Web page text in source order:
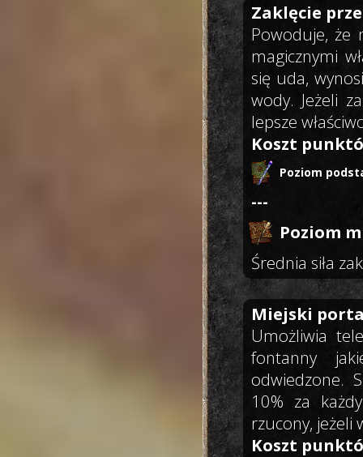
Zaklęcie
Powoduje, że
magicznymi
się uda,
wody. Jeżeli
lepsze
Koszt
Poziom
---
Poziom
Średnia siła
Miejski
Umożliwia
fontanny
odwiedzone.
10% za
rzucony, jeżeli
Koszt